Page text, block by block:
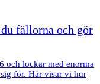
fällorna och gör
och lockar med enorma
för. Här visar vi hur